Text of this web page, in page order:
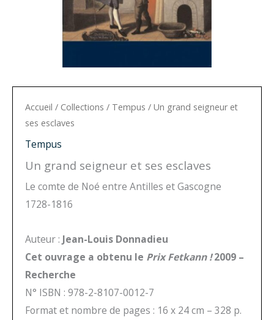
Accueil / Collections / Tempus / Un grand seigneur et
ses esclaves
Tempus
Un grand seigneur et ses esclaves
Le comte de Noé entre Antilles et Gascogne
1728-1816
Auteur : Jean-Louis Donnadieu
Cet ouvrage a obtenu le Prix Fetkann !2009 –
Recherche
N° ISBN : 978-2-8107-0012-7
Format et nombre de pages : 16 x 24 cm – 328 p.